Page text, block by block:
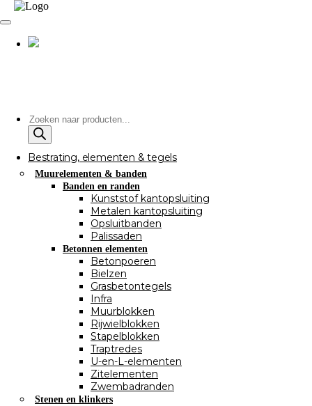
Producten
zoeken
Bestrating, elementen & tegels
Muurelementen & banden
Banden en randen
Kunststof kantopsluiting
Metalen kantopsluiting
Opsluitbanden
Palissaden
Betonnen elementen
Betonpoeren
Bielzen
Grasbetontegels
Infra
Muurblokken
Rijwielblokken
Stapelblokken
Traptredes
U-en-L-elementen
Zitelementen
Zwembadranden
Stenen en klinkers